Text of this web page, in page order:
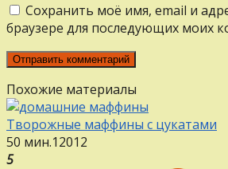
Сохранить моё имя, email и
браузере для последующих моих
Похожие материалы
Творожные маффины с цукатами
50 мин.12012
5